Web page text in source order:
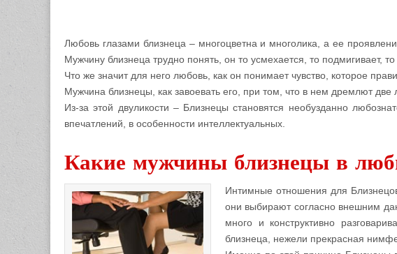
Любовь глазами близнеца – многоцветна и многолика, а ее
Мужчину близнеца трудно понять, он то усмехается, то подмигивает,
Что же значит для него любовь, как он понимает чувство, которое
Мужчина близнецы, как завоевать его, при том, что в нем дремлют
Из-за этой двуликости – Близнецы становятся необузданно
впечатлений, в особенности интеллектуальных.
Какие мужчины близнецы в
Интимные отношения для
они выбирают согласно внешним
много и конструктивно
близнеца, нежели прекрасная